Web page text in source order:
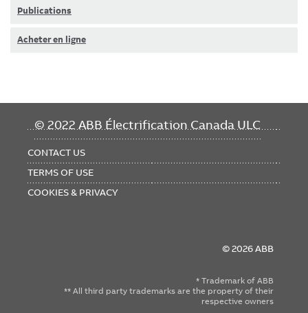
Publications
Acheter en ligne
© 2022 ABB Électrification Canada ULC
FOOTER
CONTACT US
TERMS OF USE
COOKIES & PRIVACY
© 2026 ABB
* Trademark of ABB
** All third party trademarks are the property of their
respective owners